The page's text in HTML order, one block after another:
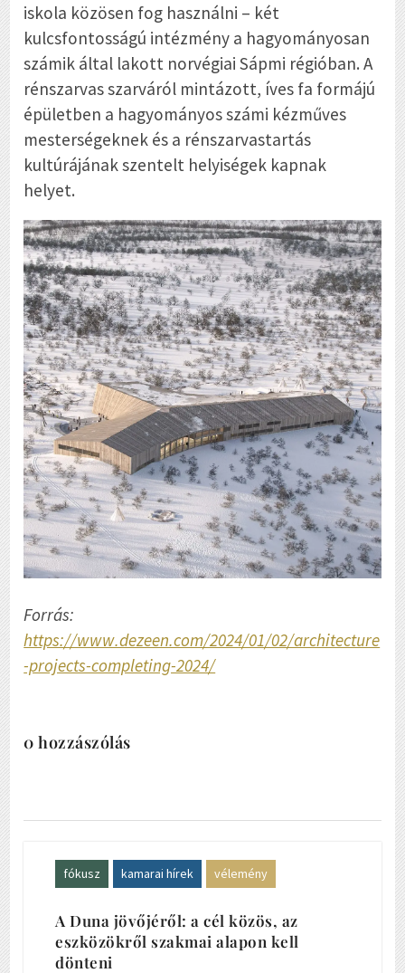
iskola közösen fog használni – két
kulcsfontosságú intézmény a hagyományosan
számik által lakott norvégiai Sápmi régióban. A
rénszarvas szarváról mintázott, íves fa formájú
épületben a hagyományos számi kézműves
mesterségeknek és a rénszarvastartás
kultúrájának szentelt helyiségek kapnak
helyet.
Forrás:
https://www.dezeen.com/2024/01/02/architecture
-projects-completing-2024/
0 hozzászólás
fókusz kamarai hírek vélemény
A Duna jövőjéről: a cél közös, az
eszközökről szakmai alapon kell
dönteni